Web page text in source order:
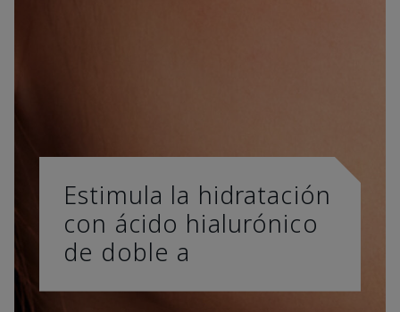
Estimula la hidratación
con ácido hialurónico
de doble a